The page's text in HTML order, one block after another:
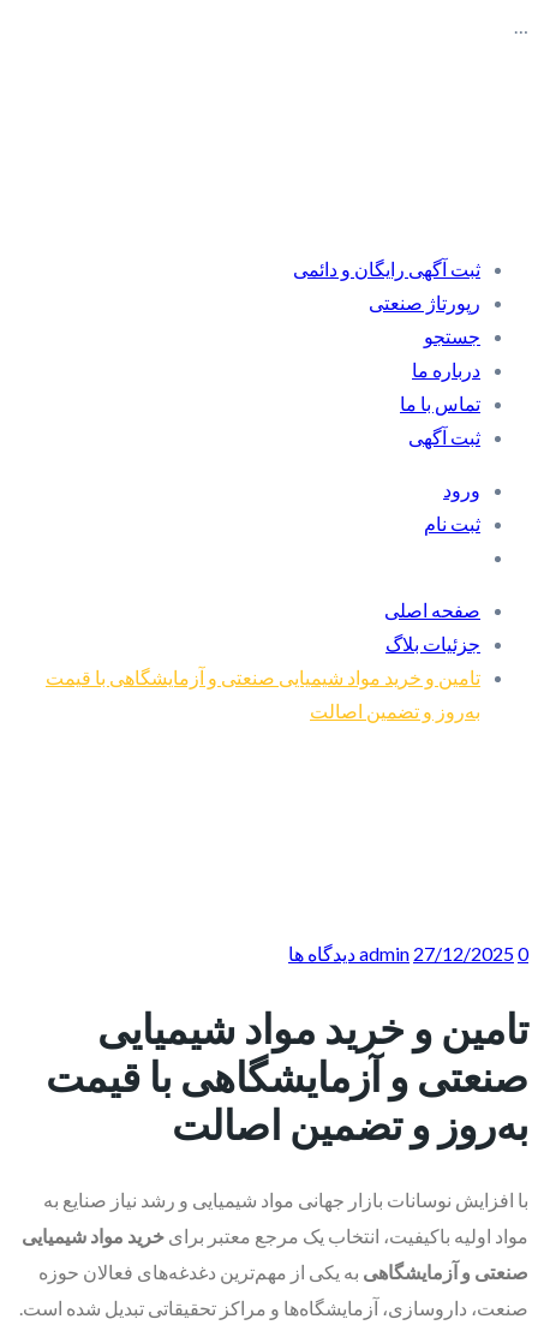
…
ثبت آگهی رایگان و دائمی
رپورتاژ صنعتی
جستجو
درباره ما
تماس با ما
ثبت آگهی
ورود
ثبت نام
صفحه اصلی
جزئیات بلاگ
تامین و خرید مواد شیمیایی صنعتی و آزمایشگاهی با قیمت
به‌روز و تضمین اصالت
admin 27/12/20250 دیدگاه ها
تامین و خرید مواد شیمیایی
صنعتی و آزمایشگاهی با قیمت
به‌روز و تضمین اصالت
با افزایش نوسانات بازار جهانی مواد شیمیایی و رشد نیاز صنایع به
مواد اولیه باکیفیت، انتخاب یک مرجع معتبر برای خرید مواد شیمیایی
صنعتی و آزمایشگاهی به یکی از مهم‌ترین دغدغه‌های فعالان حوزه
صنعت، داروسازی، آزمایشگاه‌ها و مراکز تحقیقاتی تبدیل شده است.